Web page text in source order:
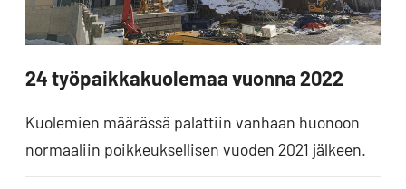
24 työpaikkakuolemaa vuonna 2022
Kuolemien määrässä palattiin vanhaan huonoon
normaaliin poikkeuksellisen vuoden 2021 jälkeen.